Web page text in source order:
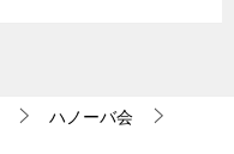
ハノーバ会